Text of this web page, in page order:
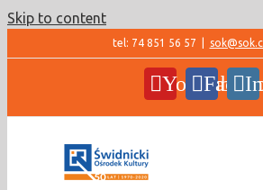
Skip to content
tel: 74 851 56 57
YouTube